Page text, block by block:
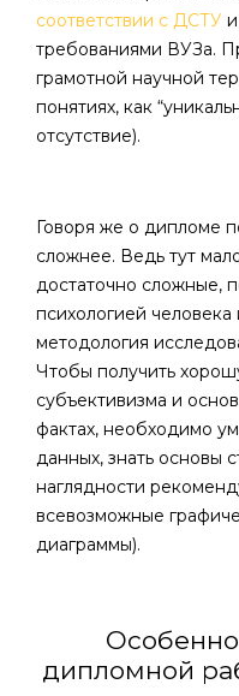
соответствии с ДСТУ
требованиями ВУЗа.
грамотной научной
понятиях, как
отсутствие).
Говоря же о дипломе
сложнее. Ведь тут
достаточно сложные,
психологией
методология
Чтобы получить
субъективизма и
фактах, необходимо
данных, знать основы
наглядности
всевозможные
диаграммы).
дипломной